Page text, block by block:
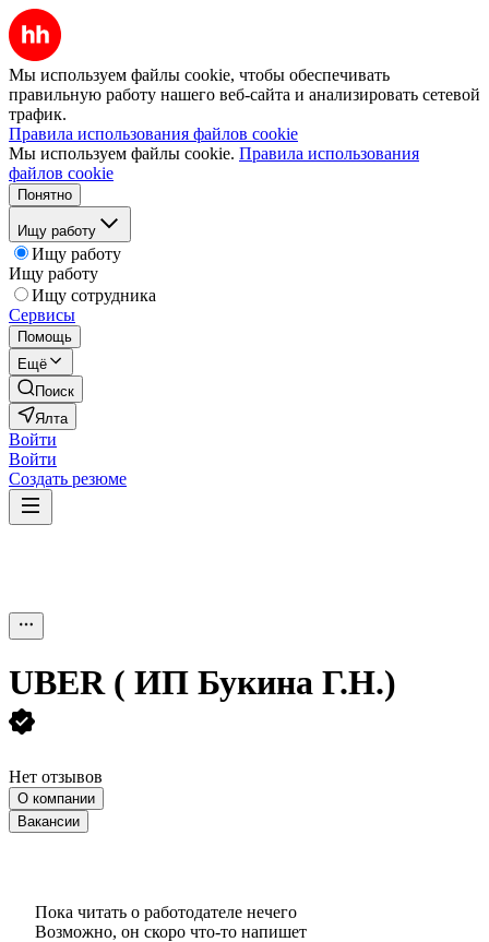
Мы используем файлы cookie, чтобы обеспечивать
правильную работу нашего веб-сайта и анализировать сетевой
трафик.
Правила использования файлов cookie
Мы используем файлы cookie. Правила использования
файлов cookie
Понятно
Ищу работу
Ищу работу
Ищу работу
Ищу сотрудника
Сервисы
Помощь
Ещё
Поиск
Ялта
Войти
Войти
Создать резюме
UBER ( ИП Букина Г.Н.)
Нет отзывов
О компании
Вакансии
Пока читать о работодателе нечего
Возможно, он скоро что‑то напишет